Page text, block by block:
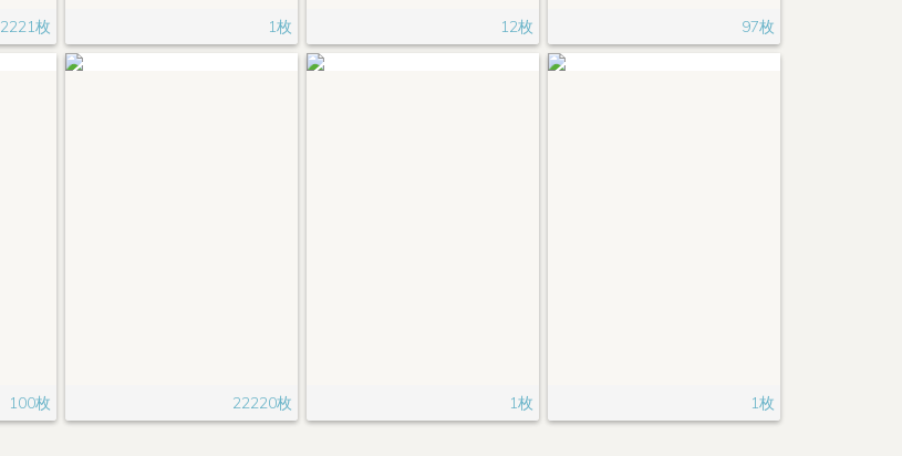
2221枚 1枚 12枚 97枚
100枚 22220枚 1枚 1枚